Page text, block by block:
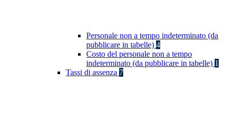
Personale non a tempo indeterminato (da
pubblicare in tabelle) 4
Costo del personale non a tempo
indeterminato (da pubblicare in tabelle) 1
Tassi di assenza 7